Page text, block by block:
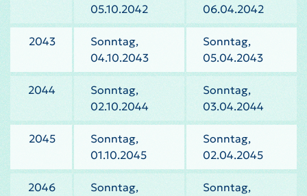
05.10.2042
06.04.2042
2043
Sonntag,
04.10.2043
Sonntag,
05.04.2043
2044
Sonntag,
02.10.2044
Sonntag,
03.04.2044
2045
Sonntag,
01.10.2045
Sonntag,
02.04.2045
2046
Sonntag,
Sonntag,